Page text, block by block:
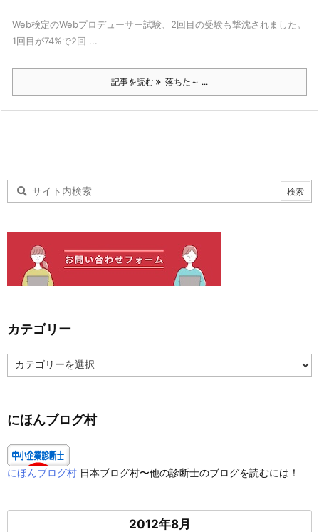
Web検定のWebプロデューサー試験、2回目の受験も撃沈されました。
1回目が74%で2回 ...
記事を読む 落ちた～ ...
カテゴリー
テ
ー
にほんブログ村
にほんブログ村 日本ブログ村〜他の診断士のブログを読むには！
2012年8月